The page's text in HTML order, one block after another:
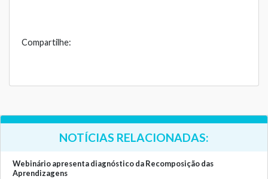
Compartilhe:
NOTÍCIAS RELACIONADAS:
Webinário apresenta diagnóstico da Recomposição das
Aprendizagens